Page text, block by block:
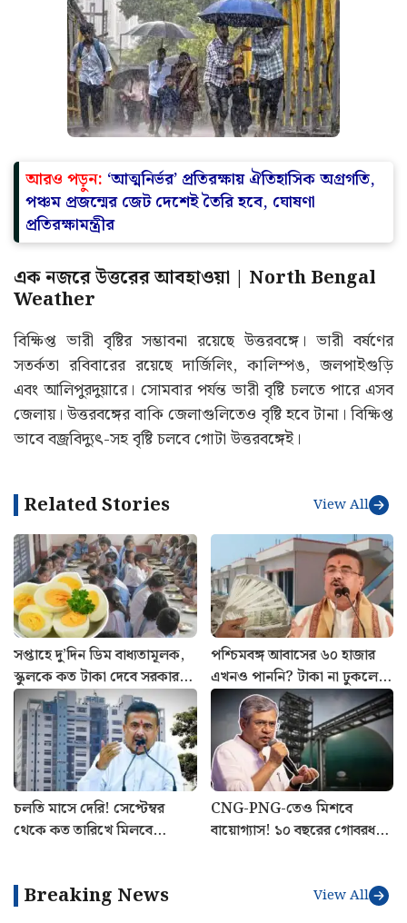
আরও পড়ুন: ‘আত্মনির্ভর’ প্রতিরক্ষায় ঐতিহাসিক অগ্রগতি,
পঞ্চম প্রজন্মের জেট দেশেই তৈরি হবে, ঘোষণা
প্রতিরক্ষামন্ত্রীর
এক নজরে উত্তরের আবহাওয়া | North Bengal
Weather
বিক্ষিপ্ত ভারী বৃষ্টির সম্ভাবনা রয়েছে উত্তরবঙ্গে। ভারী বর্ষণের
সতর্কতা রবিবারের রয়েছে দার্জিলিং, কালিম্পঙ, জলপাইগুড়ি
এবং আলিপুরদুয়ারে। সোমবার পর্যন্ত ভারী বৃষ্টি চলতে পারে এসব
জেলায়। উত্তরবঙ্গের বাকি জেলাগুলিতেও বৃষ্টি হবে টানা। বিক্ষিপ্ত
ভাবে বজ্রবিদ্যুৎ-সহ বৃষ্টি চলবে গোটা উত্তরবঙ্গেই।
Related Stories View All
সপ্তাহে দু’দিন ডিম বাধ্যতামূলক,
স্কুলকে কত টাকা দেবে সরকার?
জেনে নিন নিয়ম
পশ্চিমবঙ্গ আবাসের ৬০ হাজার
এখনও পাননি? টাকা না ঢুকলে
কোথায় যোগাযোগ করবেন জানুন
চলতি মাসে দেরি! সেপ্টেম্বর
থেকে কত তারিখে মিলবে
CNG-PNG-তেও মিশবে
বায়োগ্যাস! ১০ বছরের গোবরধন
Breaking News View All